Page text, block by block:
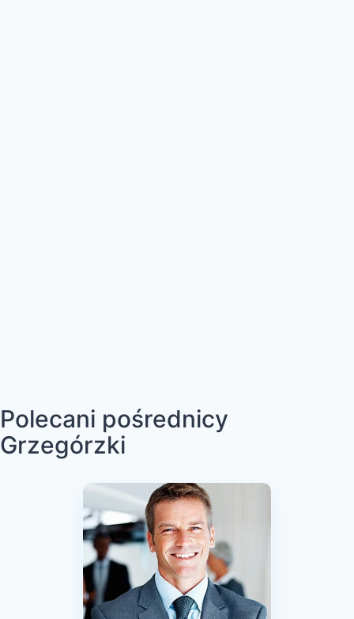
Polecani pośrednicy
Grzegórzki